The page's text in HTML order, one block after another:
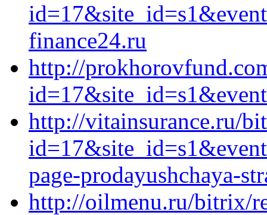
finance24.ru
http://
http://vitainsurance.ru/
page-prodayushchaya-
http://oilmenu.ru/bitrix/